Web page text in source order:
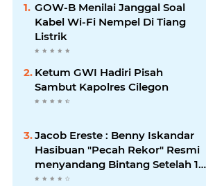
GOW-B Menilai Janggal Soal
Kabel Wi-Fi Nempel Di Tiang
Listrik
Ketum GWI Hadiri Pisah
Sambut Kapolres Cilegon
Jacob Ereste : Benny Iskandar
Hasibuan "Pecah Rekor" Resmi
menyandang Bintang Setelah 14
Tahun Ngejokrok Berpangjat